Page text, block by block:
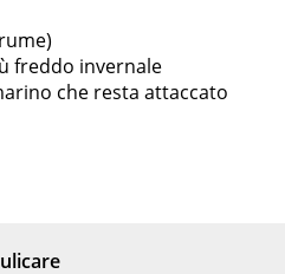
freddo invernale
che resta attaccato